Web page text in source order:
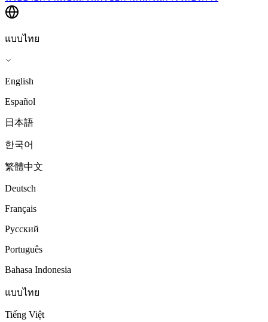
แบบไทย
English
Español
日本語
한국어
繁體中文
Deutsch
Français
Русский
Português
Bahasa Indonesia
แบบไทย
Tiếng Việt